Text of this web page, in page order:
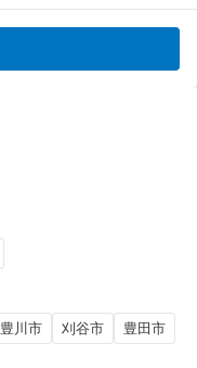
豊川市 刈谷市
豊田市